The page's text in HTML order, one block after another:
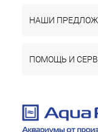
НАШИ
ПОМОЩЬ И